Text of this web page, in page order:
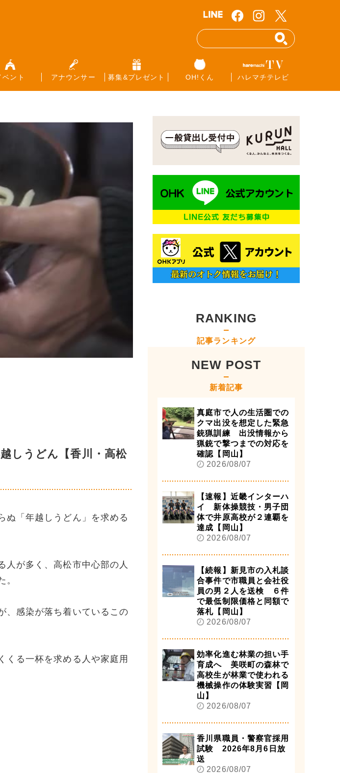
ベント アナウンサー 募集&プレゼント OH!くん ハレマチテレビ
しうどん【香川・高松
ぬ「年越しうどん」を求める
人が多く、高松市中心部の人
。
、感染が落ち着いているこの
くる一杯を求める人や家庭用
RANKING
記事ランキング
NEW POST
新着記事
真庭市で人の生活圏での
クマ出没を想定した緊急
銃猟訓練 出没情報から
猟銃で撃つまでの対応を
確認【岡山】
2026/08/07
【速報】近畿インターハ
イ 新体操競技・男子団
体で井原高校が２連覇を
達成【岡山】
2026/08/07
【続報】新見市の入札談
合事件で市職員と会社役
員の男２人を送検 ６件
で最低制限価格と同額で
落札【岡山】
2026/08/07
効率化進む林業の担い手
育成へ 美咲町の森林で
高校生が林業で使われる
機械操作の体験実習【岡
山】
2026/08/07
香川県職員・警察官採用
試験 2026年8月6日放
送
2026/08/07